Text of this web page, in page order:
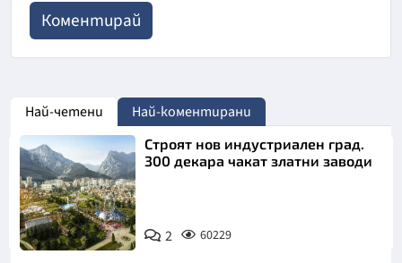
Най-четени Най-коментирани
Строят нов индустриален град.
300 декара чакат златни заводи
2 60229